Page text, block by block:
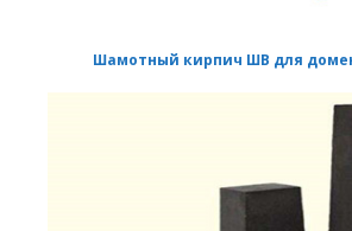
Шамотный кирпич ШВ для